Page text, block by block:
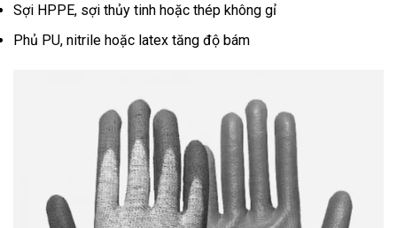
Sợi HPPE, sợi thủy tinh hoặc thép không gỉ
Phủ PU, nitrile hoặc latex tăng độ bám